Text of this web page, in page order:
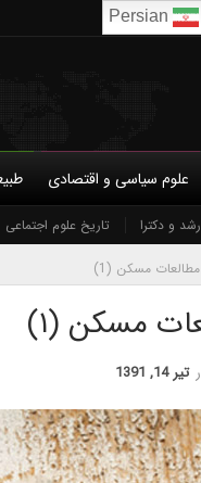
همکاری و عضویت تماس با
علوم سیاسی و اقتصادی
و دکترا تاریخ علوم اجتماعی
مسکن (1)
مسکن (۱)
تیر 14, 1391